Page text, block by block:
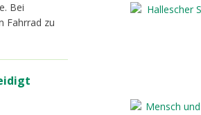
&
Bei
Fahrrad zu